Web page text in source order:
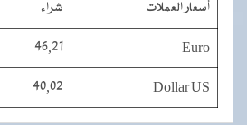
أسعار العملات شراء
Euro
46,21
Dollar US
40,02